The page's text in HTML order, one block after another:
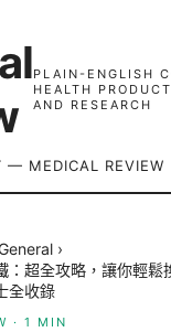
PLAIN-ENGLISH
HEALTH
AND RESEARCH
— MEDICAL REVIEW
›
：超全攻略，讓你輕鬆
全收錄
· 1 MIN